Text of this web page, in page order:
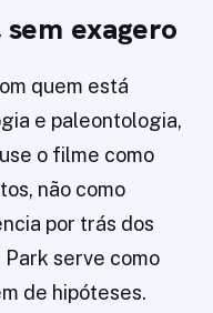
exagero
quem está
e paleontologia,
o filme como
não como
por trás dos
serve como
de hipóteses.